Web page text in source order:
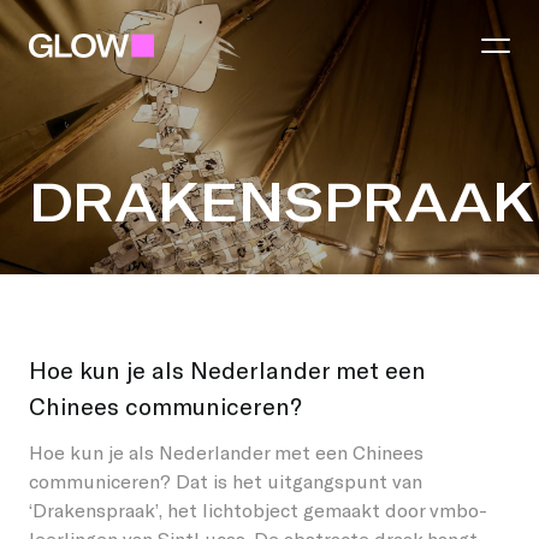
Festival
Thema 2026
Lichtkunst
Food and Drinks
Talent Awards
Eindhoven
Gemeenten
Best
Partners
Word partner
Word regio partner
Jij maakt GLOW
DRAKENSPRAAK
DRAKENSPRAAK
Hoe kun je als Nederlander met een
Chinees communiceren?
Hoe kun je als Nederlander met een Chinees
communiceren? Dat is het uitgangspunt van
‘Drakenspraak’, het lichtobject gemaakt door vmbo-